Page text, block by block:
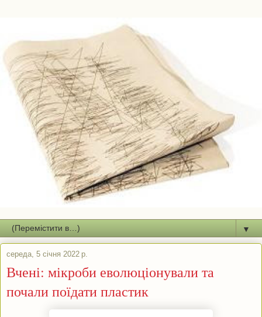
▼
середа, 5 січня 2022 р.
Вчені: мікроби еволюціонували та
почали поїдати пластик